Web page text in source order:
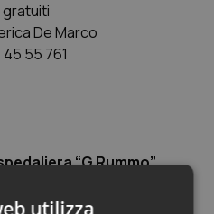
De Marco
45 55 761
“G.Rummo”
di endocrinologia
utilizza